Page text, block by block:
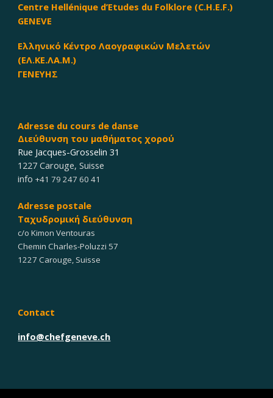
Centre Hellénique d’Etudes du Folklore (C.H.E.F.)
GENEVE
Ελληνικό Κέντρο Λαογραφικών Μελετών
(ΕΛ.ΚΕ.ΛΑ.Μ.)
ΓΕΝΕΥΗΣ
Adresse du cours de danse
Διεύθυνση του μαθήματος χορού
Rue Jacques-Grosselin 31
1227 Carouge, Suisse
info+41 79 247 60 41
Adresse postale
Ταχυδρομική διεύθυνση
c/o Kimon Ventouras
Chemin Charles-Poluzzi 57
1227 Carouge, Suisse
Contact
info@chefgeneve.ch